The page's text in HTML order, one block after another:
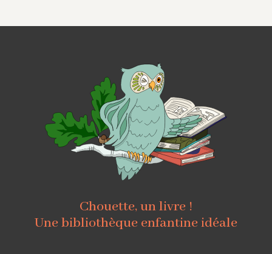
Chouette, un livre !
Une bibliothèque enfantine idéale